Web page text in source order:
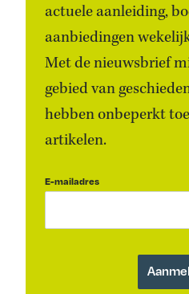
actuele aanleiding,
aanbiedingen
Met de nieuwsbrief
gebied van
hebben onbeperkt
artikelen.
E-mailadres